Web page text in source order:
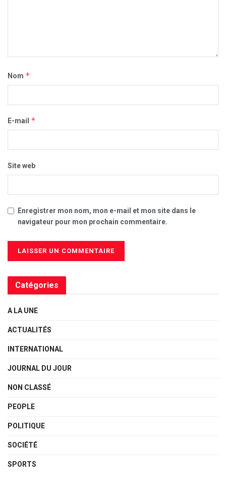
Nom *
E-mail *
Site web
Enregistrer mon nom, mon e-mail et mon site dans le
navigateur pour mon prochain commentaire.
Catégories
A LA UNE
ACTUALITÉS
INTERNATIONAL
JOURNAL DU JOUR
NON CLASSÉ
PEOPLE
POLITIQUE
SOCIÉTÉ
SPORTS